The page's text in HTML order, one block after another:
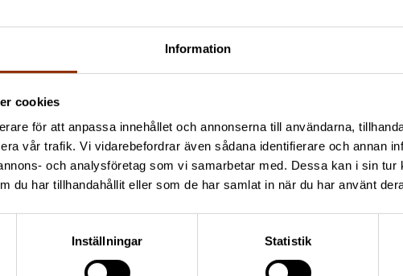
Information
cookies
för att anpassa innehållet och annonserna till användarna,
vår trafik. Vi vidarebefordrar även sådana identifierare och annan
och analysföretag som vi samarbetar med. Dessa kan i sin tur
du har tillhandahållit eller som de har samlat in när du har använt
Inställningar Statistik